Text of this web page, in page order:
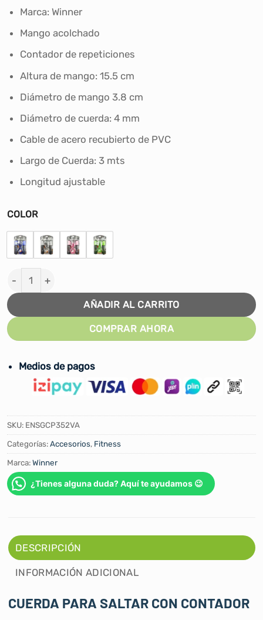
original
era:
S/20.00.
Marca: Winner
Mango acolchado
Contador de repeticiones
Altura de mango: 15.5 cm
Diámetro de mango 3.8 cm
Diámetro de cuerda: 4 mm
Cable de acero recubierto de PVC
Largo de Cuerda: 3 mts
Longitud ajustable
COLOR
SALTA SOGA CON CONTADOR WINNER cantidad
AÑADIR AL CARRITO
COMPRAR AHORA
Medios de pagos
SKU: ENSGCP352VA
Categorías:Accesorios, Fitness
Marca:Winner
¿Tienes alguna duda? Aquí te ayudamos 😉
DESCRIPCIÓN
INFORMACIÓN ADICIONAL
CUERDA PARA SALTAR CON CONTADOR